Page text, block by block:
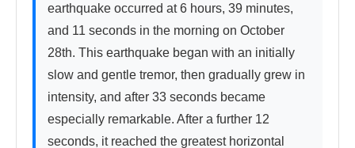
earthquake occurred at 6 hours, 39 minutes,
and 11 seconds in the morning on October
28th. This earthquake began with an initially
slow and gentle tremor, then gradually grew in
intensity, and after 33 seconds became
especially remarkable. After a further 12
seconds, it reached the greatest horizontal